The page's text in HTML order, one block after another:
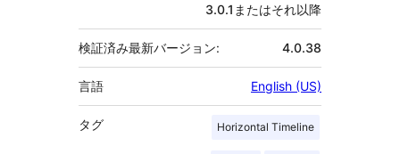
3.0.1またはそれ以降
検証済み最新バージョン: 4.0.38
言語 English (US)
タグ Horizontal Timeline